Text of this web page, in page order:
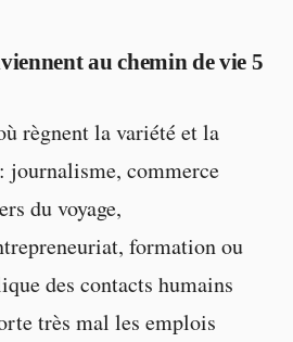
au chemin de vie 5
règnent la variété et la
commerce
du voyage,
formation ou
des contacts humains
très mal les emplois